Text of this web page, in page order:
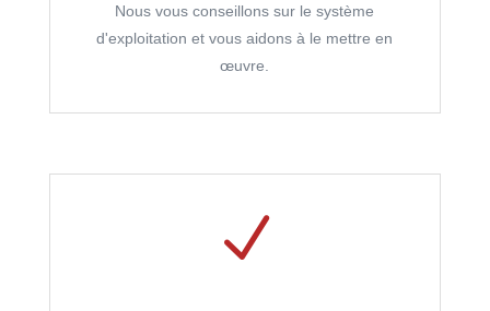
Nous vous conseillons sur le système
d'exploitation et vous aidons à le mettre en
œuvre.
N